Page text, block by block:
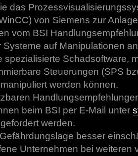
das
von Siemens zur
vom BSI
Systeme auf Manipulationen
spezialisierte Schadsoftware,
Steuerungen (SPS
werden können.
beim BSI per E-Mail unter
werden.
besser
Unternehmen bei weiteren